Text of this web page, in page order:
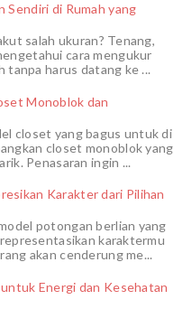
Sendiri di Rumah yang
salah ukuran? Tenang,
cara mengukur
tanpa harus datang ke ...
Monoblok dan
closet yang bagus untuk di
closet monoblok yang
Penasaran ingin ...
Karakter dari Pilihan
potongan berlian yang
karaktermu
akan cenderung me...
Energi dan Kesehatan